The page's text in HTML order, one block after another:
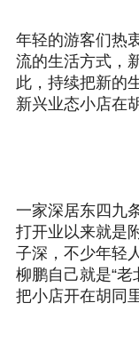
年轻的游客们热
流的生活方式，
此，持续把新的
新兴业态小店在
一家深居东四九
打开业以来就是
子深，不少年轻
柳鹏自己就是“
把小店开在胡同里